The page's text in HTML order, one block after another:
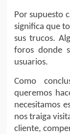
Por supuesto
significa que
sus trucos.
foros donde
usuarios.
Como
queremos
necesitamos
nos traiga
cliente,